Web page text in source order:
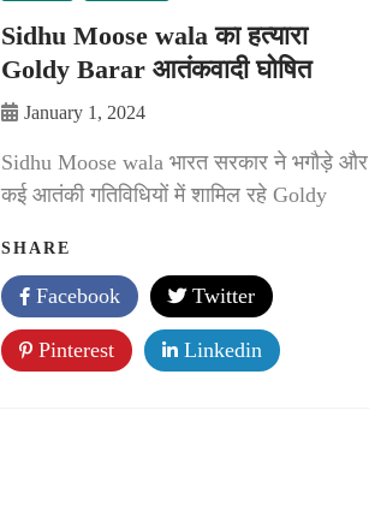
Sidhu Moose wala का हत्यारा
Goldy Barar आतंकवादी घोषित
January 1, 2024
Sidhu Moose wala भारत सरकार ने भगौड़े और
कई आतंकी गतिविधियों में शामिल रहे Goldy
SHARE
Facebook Twitter
Pinterest Linkedin